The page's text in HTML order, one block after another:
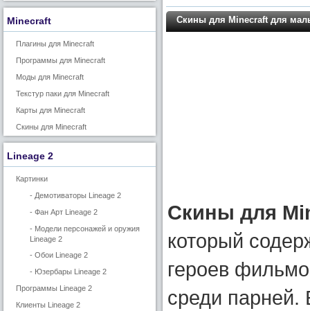
Minecraft
Плагины для Minecraft
Программы для Minecraft
Моды для Minecraft
Текстур паки для Minecraft
Карты для Minecraft
Скины для Minecraft
Lineage 2
Картинки
- Демотиваторы Lineage 2
- Фан Арт Lineage 2
- Модели персонажей и оружия
Lineage 2
- Обои Lineage 2
- Юзербары Lineage 2
Программы Lineage 2
Клиенты Lineage 2
Скины для Minecraft для
Скины для
который
героев
среди парней.